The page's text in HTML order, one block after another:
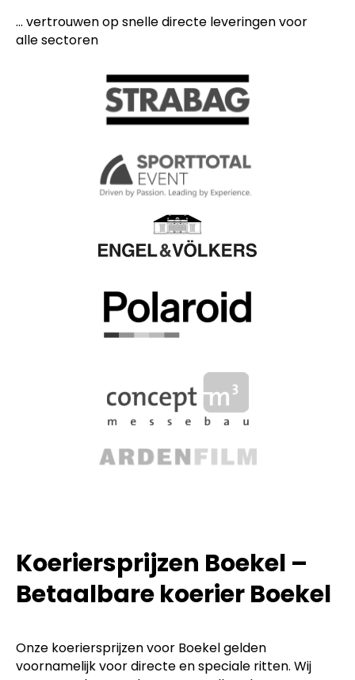
... vertrouwen op snelle directe leveringen voor
alle sectoren
Koeriersprijzen Boekel –
Betaalbare koerier Boekel
Onze koeriersprijzen voor Boekel gelden
voornamelijk voor directe en speciale ritten. Wij